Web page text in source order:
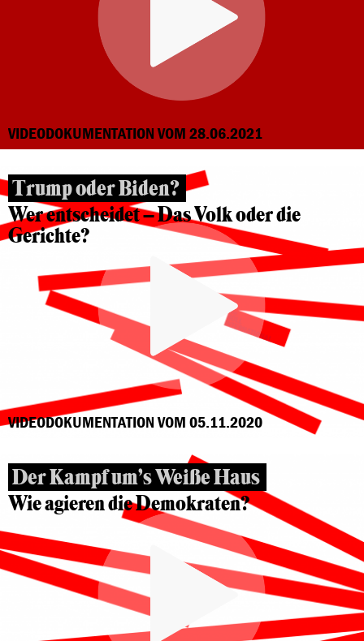
VIDEODOKUMENTATION VOM 28.06.2021
Trump oder Biden?
Wer entscheidet – Das Volk oder die
Gerichte?
VIDEODOKUMENTATION VOM 05.11.2020
Der Kampf um’s Weiße Haus
Wie agieren die Demokraten?